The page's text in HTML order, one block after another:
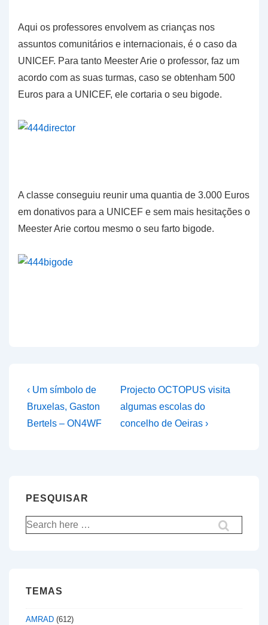
Aqui os professores envolvem as crianças nos
assuntos comunitários e internacionais, é o caso da
UNICEF. Para tanto Meester Arie o professor, faz um
acordo com as suas turmas, caso se obtenham 500
Euros para a UNICEF, ele cortaria o seu bigode.
A classe conseguiu reunir uma quantia de 3.000 Euros
em donativos para a UNICEF e sem mais hesitações o
Meester Arie cortou mesmo o seu farto bigode.
Navegação
de
artigos
Previous
Post
is
‹ Um símbolo de
Bruxelas, Gaston
Bertels – ON4WF
Next
Post
is
Projecto OCTOPUS visita
algumas escolas do
concelho de Oeiras ›
PESQUISAR
Pesquisar
por:
TEMAS
AMRAD (612)